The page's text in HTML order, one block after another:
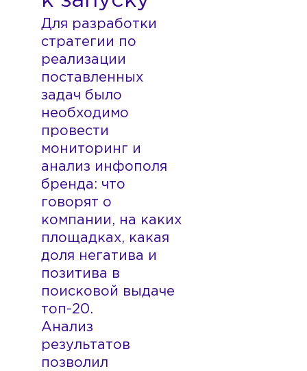
Для разработки
стратегии по
реализации
поставленных
задач было
необходимо
провести
мониторинг и
анализ инфополя
бренда: что
говорят о
компании, на каких
площадках, какая
доля негатива и
позитива в
поисковой выдаче
топ-20.
Анализ
результатов
позволил